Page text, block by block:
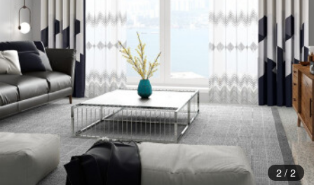
1/ 2